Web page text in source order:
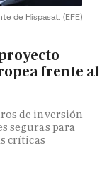
de Hispasat. (EFE)
frente al
de inversión
seguras para
críticas